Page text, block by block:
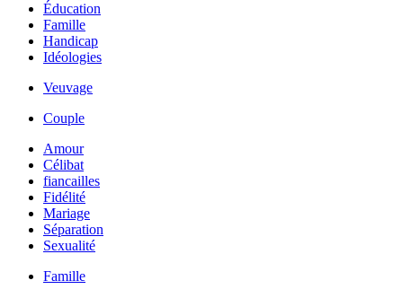
Éducation
Famille
Handicap
Idéologies
Veuvage
Couple
Amour
Célibat
fiancailles
Fidélité
Mariage
Séparation
Sexualité
Famille